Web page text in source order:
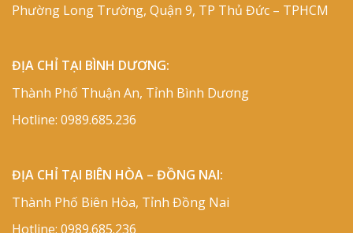
Phường Long Trường, Quận 9, TP Thủ Đức – TPHCM
ĐỊA CHỈ TẠI BÌNH DƯƠNG:
Thành Phố Thuận An, Tỉnh Bình Dương
Hotline: 0989.685.236
ĐỊA CHỈ TẠI BIÊN HÒA – ĐỒNG NAI:
Thành Phố Biên Hòa, Tỉnh Đồng Nai
Hotline: 0989.685.236